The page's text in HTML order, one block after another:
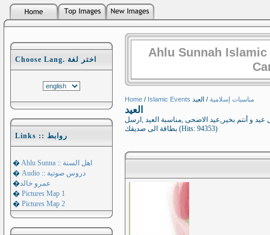
Choose Lang. اختر لغة
Links :: روابط
�
Ahlu Sunna :: اهل السنة
�
Audio :: دروس صوتية
�عمرو خالد
� Pictures Map 1
� Pictures Map 2
Ahlu Sunnah
Home / Islamic Events مناسبات إسلامية / العيد
العيد
و أنتم بخير,عيد الاضحى ,مناسبة العيد ,ارسل
بطاقة الى صديقك (Hits: 94353)